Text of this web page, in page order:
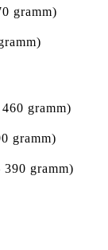
gramm)
gramm)
gramm)
gramm)